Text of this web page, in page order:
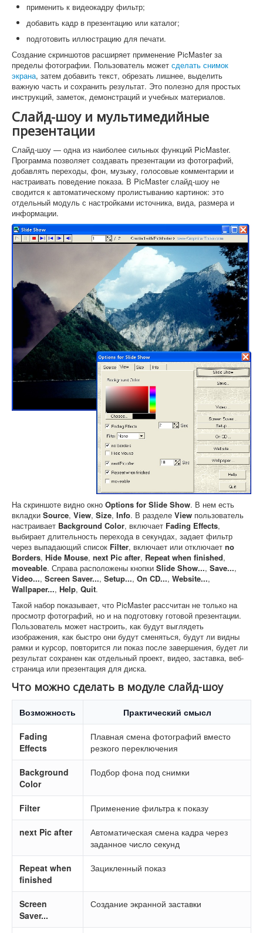
применить к видеокадру фильтр;
добавить кадр в презентацию или каталог;
подготовить иллюстрацию для печати.
Создание скриншотов расширяет применение PicMaster за
пределы фотографии. Пользователь может сделать снимок
экрана, затем добавить текст, обрезать лишнее, выделить
важную часть и сохранить результат. Это полезно для простых
инструкций, заметок, демонстраций и учебных материалов.
Слайд-шоу и мультимедийные
презентации
Слайд-шоу — одна из наиболее сильных функций PicMaster.
Программа позволяет создавать презентации из фотографий,
добавлять переходы, фон, музыку, голосовые комментарии и
настраивать поведение показа. В PicMaster слайд-шоу не
сводится к автоматическому пролистыванию картинок: это
отдельный модуль с настройками источника, вида, размера и
информации.
На скриншоте видно окно Options for Slide Show. В нем есть
вкладки Source, View, Size, Info. В разделе View пользователь
настраивает Background Color, включает Fading Effects,
выбирает длительность перехода в секундах, задает фильтр
через выпадающий список Filter, включает или отключает no
Borders, Hide Mouse, next Pic after, Repeat when finished,
moveable. Справа расположены кнопки Slide Show..., Save...,
Video..., Screen Saver..., Setup..., On CD..., Website...,
Wallpaper..., Help, Quit.
Такой набор показывает, что PicMaster рассчитан не только на
просмотр фотографий, но и на подготовку готовой презентации.
Пользователь может настроить, как будут выглядеть
изображения, как быстро они будут сменяться, будут ли видны
рамки и курсор, повторится ли показ после завершения, будет ли
результат сохранен как отдельный проект, видео, заставка, веб-
страница или презентация для диска.
Что можно сделать в модуле слайд-шоу
Возможность Практический смысл
Fading
Effects
Плавная смена фотографий вместо
резкого переключения
Background
Color
Подбор фона под снимки
Filter Применение фильтра к показу
next Pic after
Автоматическая смена кадра через
заданное число секунд
Repeat when
finished
Зацикленный показ
Screen
Saver...
Создание экранной заставки